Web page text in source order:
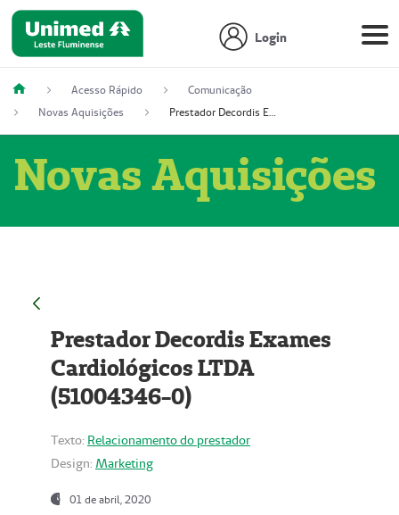
Login
Acesso Rápido
Comunicação
Novas Aquisições
Prestador Decordis Exames Cardiológicos LTDA (51004346-0)
Novas Aquisições
Prestador Decordis Exames
Cardiológicos LTDA
(51004346-0)
Texto: Relacionamento do prestador
Design: Marketing
01 de abril, 2020